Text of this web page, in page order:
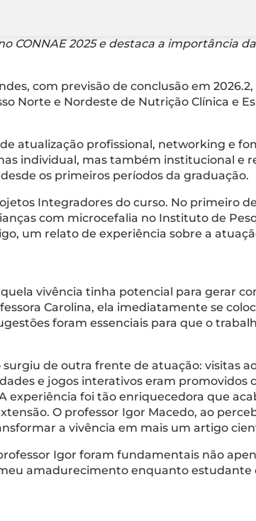
CONNAE 2025 e destaca a importância
com previsão de conclusão em
Norte e Nordeste de Nutrição Clínica e
atualização profissional, networking e
individual, mas também institucional e
os primeiros períodos da graduação.
Integradores do curso. No primeiro
com microcefalia no Instituto de
um relato de experiência sobre a
vivência tinha potencial para gerar
Carolina, ela imediatamente se
foram essenciais para que o
de outra frente de atuação: visitas
e jogos interativos eram promovidos
experiência foi tão enriquecedora que
O professor Igor Macedo, ao
a vivência em mais um artigo
Igor foram fundamentais não
amadurecimento enquanto estudante